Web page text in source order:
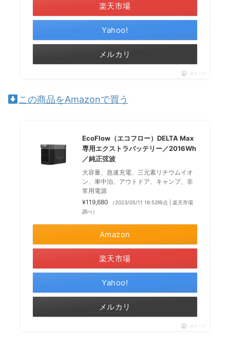
楽天市場
Yahoo!
メルカリ
ポチップ
この商品をAmazonで買う
EcoFlow（エコフロー）DELTA Max
専用エクストラバッテリー／2016Wh
／純正弦波
大容量、急速充電、三元素リチウムイオ
ン、車中泊、アウトドア、キャンプ、非
常用電源
¥119,680
（2023/05/11 16:52時点 | 楽天市場
調べ）
Amazon
楽天市場
Yahoo!
メルカリ
ポチップ